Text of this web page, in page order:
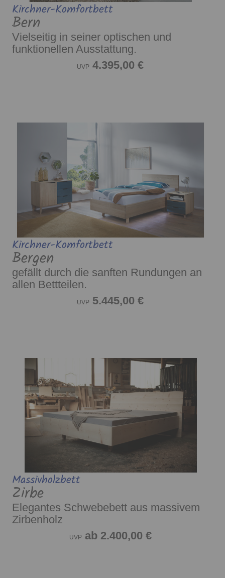
Kirchner-Komfortbett
Bern
Vielseitig in seiner optischen und
funktionellen Ausstattung.
UVP 4.395,00 €
Kirchner-Komfortbett
Bergen
gefällt durch die sanften Rundungen an
allen Bettteilen.
UVP 5.445,00 €
Massivholzbett
Zirbe
Elegantes Schwebebett aus massivem
Zirbenholz
UVP ab 2.400,00 €